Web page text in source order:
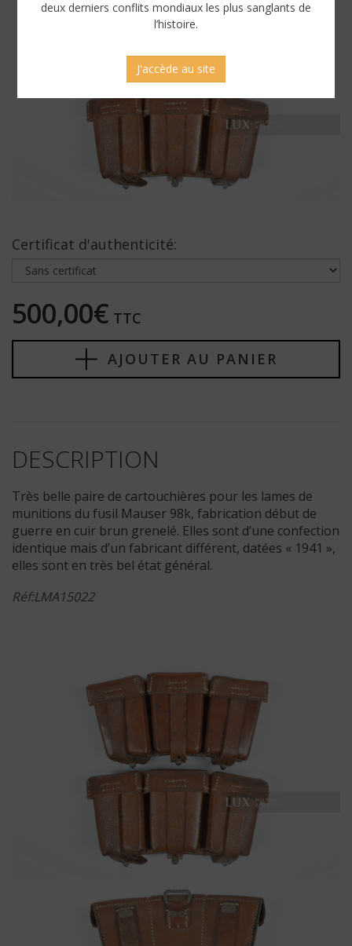
Certificat d'authenticité:
500,00€ TTC
AJOUTER AU PANIER
DESCRIPTION
Très belle paire de cartouchières pour les lames de
munitions du fusil Mauser 98k, fabrication début de
guerre en cuir brun grenelé. Elles sont d’une confection
identique mais d’un fabricant différent, datées « 1941 »,
elles sont en très bel état général.
Réf:LMA15022
deux derniers conflits mondiaux les plus sanglants de
l’histoire.
J'accède au site